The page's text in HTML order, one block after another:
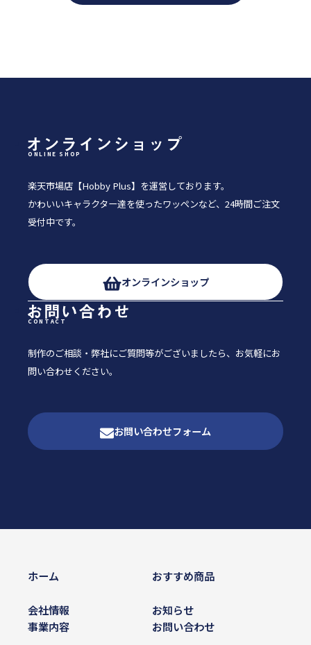
ONLINE SHOP
楽天市場店【Hobby Plus】を運営しております。
かわいいキャラクター達を使ったワッペンなど、24時間ご注文
受付中です。
オンラインショップ
CONTACT
制作のご相談・弊社にご質問等がございましたら、 お気軽にお
問い合わせください。
お問い合わせフォーム
ホーム
会社情報
事業内容
おすすめ商品
お知らせ
お問い合わせ